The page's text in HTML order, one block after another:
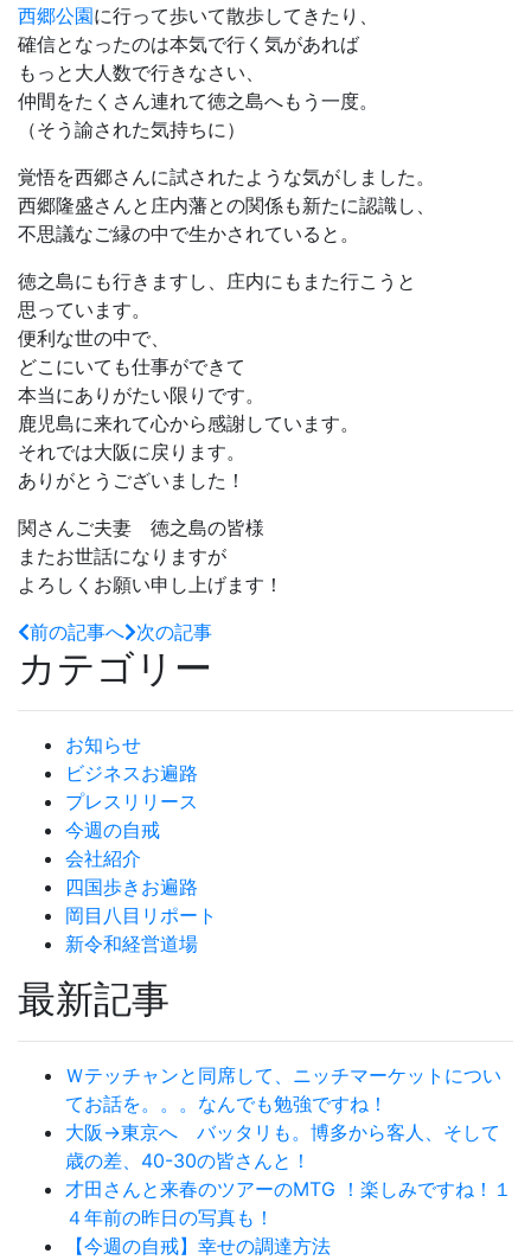
西郷公園に行って歩いて散歩してきたり、
確信となったのは本気で行く気があれば
もっと大人数で行きなさい、
仲間をたくさん連れて徳之島へもう一度。
（そう諭された気持ちに）
覚悟を西郷さんに試されたような気がしました。
西郷隆盛さんと庄内藩との関係も新たに認識し、
不思議なご縁の中で生かされていると。
徳之島にも行きますし、庄内にもまた行こうと
思っています。
便利な世の中で、
どこにいても仕事ができて
本当にありがたい限りです。
鹿児島に来れて心から感謝しています。
それでは大阪に戻ります。
ありがとうございました！
関さんご夫妻 徳之島の皆様
またお世話になりますが
よろしくお願い申し上げます！
前の記事へ 次の記事
カテゴリー
お知らせ
ビジネスお遍路
プレスリリース
今週の自戒
会社紹介
四国歩きお遍路
岡目八目リポート
新令和経営道場
最新記事
Ｗテッチャンと同席して、ニッチマーケットについ
てお話を。。。なんでも勉強ですね！
大阪→東京へ バッタリも。博多から客人、そして
歳の差、40-30の皆さんと！
才田さんと来春のツアーのMTG ！楽しみですね！１
４年前の昨日の写真も！
【今週の自戒】幸せの調達方法